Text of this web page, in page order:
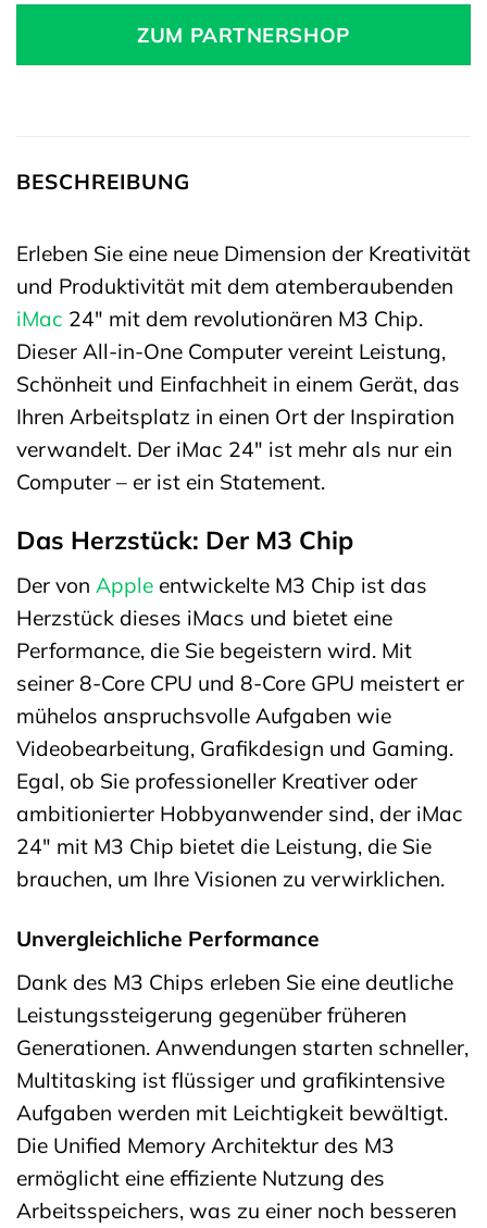
ZUM PARTNERSHOP
BESCHREIBUNG
Erleben Sie eine neue Dimension der Kreativität
und Produktivität mit dem atemberaubenden
iMac 24″ mit dem revolutionären M3 Chip.
Dieser All-in-One Computer vereint Leistung,
Schönheit und Einfachheit in einem Gerät, das
Ihren Arbeitsplatz in einen Ort der Inspiration
verwandelt. Der iMac 24″ ist mehr als nur ein
Computer – er ist ein Statement.
Das Herzstück: Der M3 Chip
Der von Apple entwickelte M3 Chip ist das
Herzstück dieses iMacs und bietet eine
Performance, die Sie begeistern wird. Mit
seiner 8-Core CPU und 8-Core GPU meistert er
mühelos anspruchsvolle Aufgaben wie
Videobearbeitung, Grafikdesign und Gaming.
Egal, ob Sie professioneller Kreativer oder
ambitionierter Hobbyanwender sind, der iMac
24″ mit M3 Chip bietet die Leistung, die Sie
brauchen, um Ihre Visionen zu verwirklichen.
Unvergleichliche Performance
Dank des M3 Chips erleben Sie eine deutliche
Leistungssteigerung gegenüber früheren
Generationen. Anwendungen starten schneller,
Multitasking ist flüssiger und grafikintensive
Aufgaben werden mit Leichtigkeit bewältigt.
Die Unified Memory Architektur des M3
ermöglicht eine effiziente Nutzung des
Arbeitsspeichers, was zu einer noch besseren